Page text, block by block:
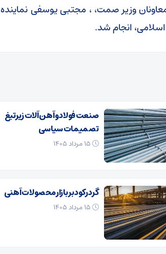
وزیر صمت، ، مجتبی یوسفی نماینده
انجام شد.
صنعت فولاد و آهن آلات زیر‌تیغ
تصمیمات سیاسی
گرد رکود بر بازار محصولات آهنی